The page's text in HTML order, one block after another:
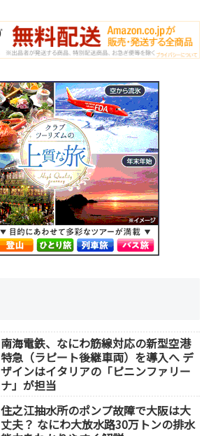
南海電鉄、なにわ筋線対応の新型空港
特急（ラピート後継車両）を導入へ デ
ザインはイタリアの「ピニンファリー
ナ」が担当
住之江抽水所のポンプ故障で大阪は大
丈夫？ なにわ大放水路30万トンの排水